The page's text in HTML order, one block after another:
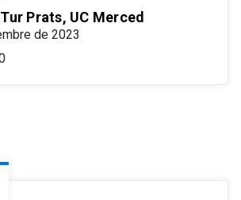
Prats, UC Merced
de 2023